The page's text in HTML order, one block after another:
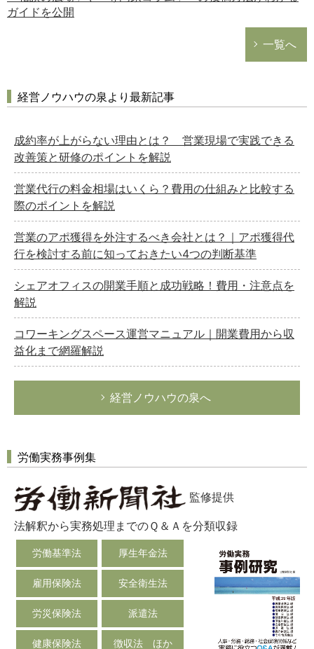
ガイドを公開
一覧へ
経営ノウハウの泉より最新記事
成約率が上がらない理由とは？ 営業現場で実践できる
改善策と研修のポイントを解説
営業代行の料金相場はいくら？費用の仕組みと比較する
際のポイントを解説
営業のアポ獲得を外注するべき会社とは？｜アポ獲得代
行を検討する前に知っておきたい4つの判断基準
シェアオフィスの開業手順と成功戦略！費用・注意点を
解説
コワーキングスペース運営マニュアル｜開業費用から収
益化まで網羅解説
経営ノウハウの泉へ
労働実務事例集
監修提供
法解釈から実務処理までのＱ＆Ａを分類収録
労働基準法 厚生年金法
雇用保険法 安全衛生法
労災保険法 派遣法
健康保険法 徴収法 ほか